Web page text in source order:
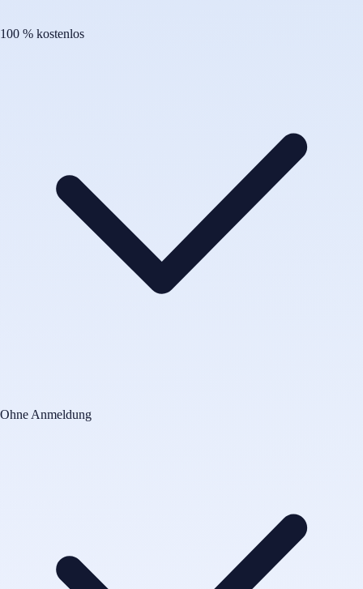
100 % kostenlos
Ohne Anmeldung